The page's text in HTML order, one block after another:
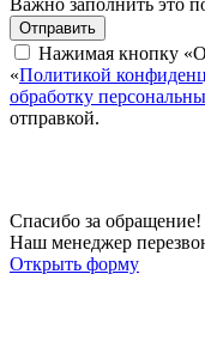
Отправить
Нажимая кнопку
«Политикой
обработку
отправкой.
Спасибо за обращение!
Наш менеджер
Открыть форму